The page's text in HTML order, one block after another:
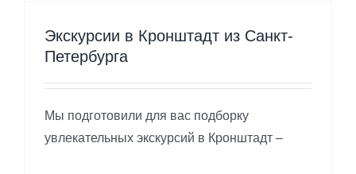
Экскурсии в Кронштадт из Санкт-
Петербурга
Мы подготовили для вас подборку
увлекательных экскурсий в Кронштадт –